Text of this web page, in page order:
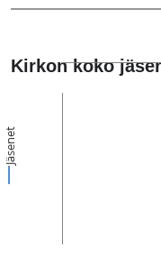
Kirkon koko
Jäsenet